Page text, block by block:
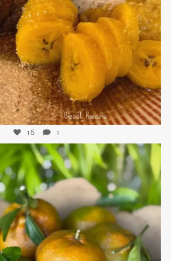
Nov 25
16 1
sweetkwisine